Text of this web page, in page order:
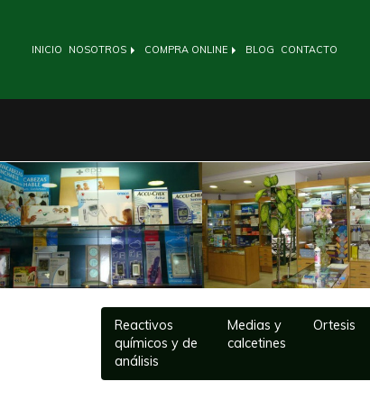
INICIO NOSOTROS COMPRA ONLINE BLOG CONTACTO
Anterior
Reactivos
químicos y de
análisis
Medias y
calcetines
Ortesis